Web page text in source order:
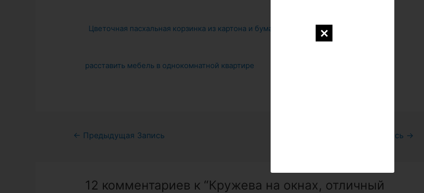
Цветочная пасхальная корзинка из картона и бумаги
расставить мебель в однокомнатной квартире
Навигация
← Предыдущая Запись Следующая Запись →
12 комментариев к “Кружева на окнах, отличный